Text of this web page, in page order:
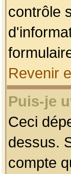
contrôle
Revenir
Puis-je
Ceci
dessus.
compte